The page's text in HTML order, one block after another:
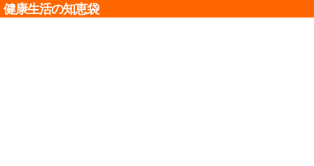
健康生活の知恵袋